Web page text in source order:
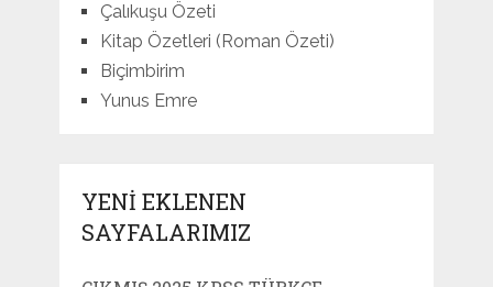
Çalıkuşu Özeti
Kitap Özetleri (Roman Özeti)
Biçimbirim
Yunus Emre
YENI EKLENEN
SAYFALARIMIZ